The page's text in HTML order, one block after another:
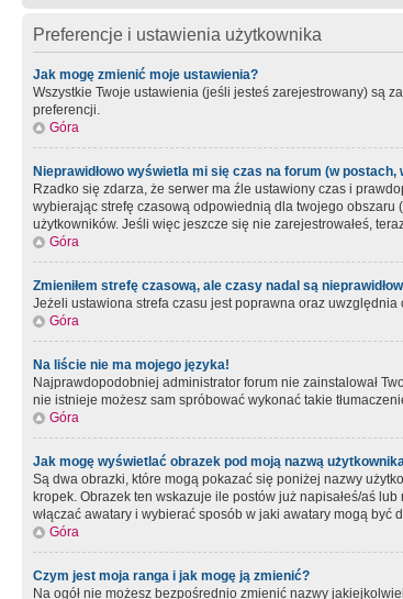
Preferencje i ustawienia użytkownika
Jak mogę zmienić moje ustawienia?
Wszystkie Twoje ustawienia (jeśli jesteś zarejestrowany) są
preferencji.
Góra
Nieprawidłowo wyświetla mi się czas na forum (w postach,
Rzadko się zdarza, że serwer ma źle ustawiony czas i
wybierając strefę czasową odpowiednią dla twojego obszaru
użytkowników. Jeśli więc jeszcze się nie zarejestrowałeś,
Góra
Zmieniłem strefę czasową, ale czasy nadal są
Jeżeli ustawiona strefa czasu jest poprawna oraz
Góra
Na liście nie ma mojego języka!
Najprawdopodobniej administrator forum nie zainstalował
nie istnieje możesz sam spróbować wykonać takie
Góra
Jak mogę wyświetlać obrazek pod moją nazwą
Są dwa obrazki, które mogą pokazać się poniżej nazwy
kropek. Obrazek ten wskazuje ile postów już napisałeś/aś
włączać awatary i wybierać sposób w jaki awatary mogą
Góra
Czym jest moja ranga i jak mogę ją zmienić?
Na ogół nie możesz bezpośrednio zmienić nazwy